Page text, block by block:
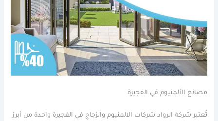
مصانع الألمنيوم في الفجيرة
تُعتبر شركة الرواد شركات الالمنيوم والزجاج في الفجيرة واحدة من أبرز